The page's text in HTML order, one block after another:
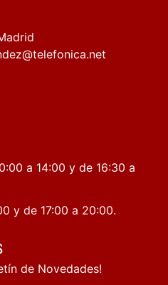
a 14:00 y de 16:30 a
y de 17:00 a 20:00.
de Novedades!